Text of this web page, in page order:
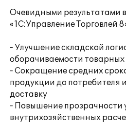
Очевидными результатами
«1С:Управление Торговлей
- Улучшение складской
оборачиваемости товарных
- Сокращение средних
продукции до потребителя
доставку
- Повышение прозрачности
внутрихозяйственных